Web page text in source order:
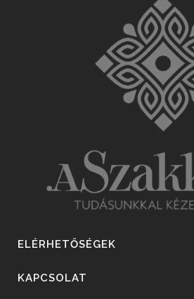
ELÉRHETŐSÉGEK
KAPCSOLAT